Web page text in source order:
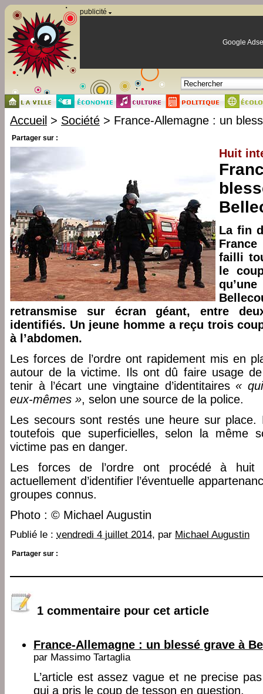
publicité
Google
Accueil > Société > France-Allemagne : un
Partager sur :
Huit
La fin
failli
le
retransmise sur écran géant, entre
identifiés. Un jeune homme a reçu trois
à l’abdomen.
Les forces de l’ordre ont rapidement mis en
autour de la victime. Ils ont dû faire usage
tenir à l’écart une vingtaine d’identitaires«
eux-mêmes », selon une source de la police.
Les secours sont restés une heure sur place.
toutefois que superficielles, selon la même
victime pas en danger.
Les forces de l’ordre ont procédé à huit
actuellement d’identifier l’éventuelle
groupes connus.
Photo : © Michael Augustin
Publié le : vendredi 4 juillet 2014, par Michael Augustin
Partager sur :
1 commentaire pour cet article
France-Allemagne : un blessé grave à
par Massimo Tartaglia
L’article est assez vague et ne precise
qui a pris le coup de tesson en question.
Panneau de gestion des cookies